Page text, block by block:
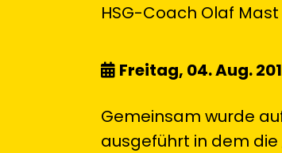
HSG-Coach Olaf
Freitag, 04. Aug.
Gemeinsam wurde
ausgeführt in dem die